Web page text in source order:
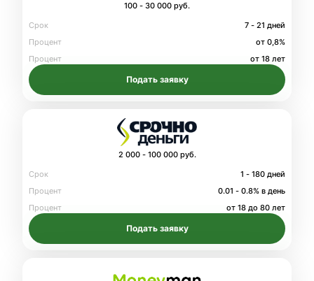
100 - 30 000 руб.
Срок
7 - 21 дней
Процент
от 0,8%
Процент
от 18 лет
Подать заявку
2 000 - 100 000 руб.
Срок
1 - 180 дней
Процент
0.01 - 0.8% в день
Процент
от 18 до 80 лет
Подать заявку